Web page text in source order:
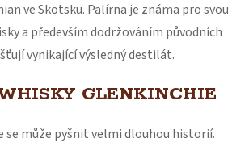
ve Skotsku. Palírna je známa pro svou
a především dodržováním původních
vynikající výsledný destilát.
GLENKINCHIE
se může pyšnit velmi dlouhou historií.